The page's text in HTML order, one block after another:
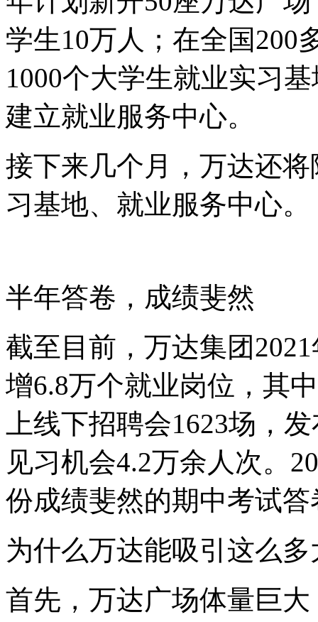
学生10万人；在全国200
1000个大学生就业实习
建立就业服务中心。
接下来几个月，万达还
习基地、就业服务中心。
半年答卷，成绩斐然
截至目前，万达集团
增6.8万个就业岗位，其
上线下招聘会1623场，
见习机会4.2万余人次。
份成绩斐然的期中考试答
为什么万达能吸引这么
首先，万达广场体量巨